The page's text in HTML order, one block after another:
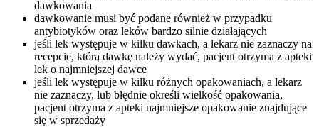
dawkowania
dawkowanie musi być podane również w przypadku
antybiotyków oraz leków bardzo silnie działających
jeśli lek występuje w kilku dawkach, a lekarz nie zaznaczy na
recepcie, którą dawkę należy wydać, pacjent otrzyma z apteki
lek o najmniejszej dawce
jeśli lek występuje w kilku różnych opakowaniach, a lekarz
nie zaznaczy, lub błędnie określi wielkość opakowania,
pacjent otrzyma z apteki najmniejsze opakowanie znajdujące
się w sprzedaży